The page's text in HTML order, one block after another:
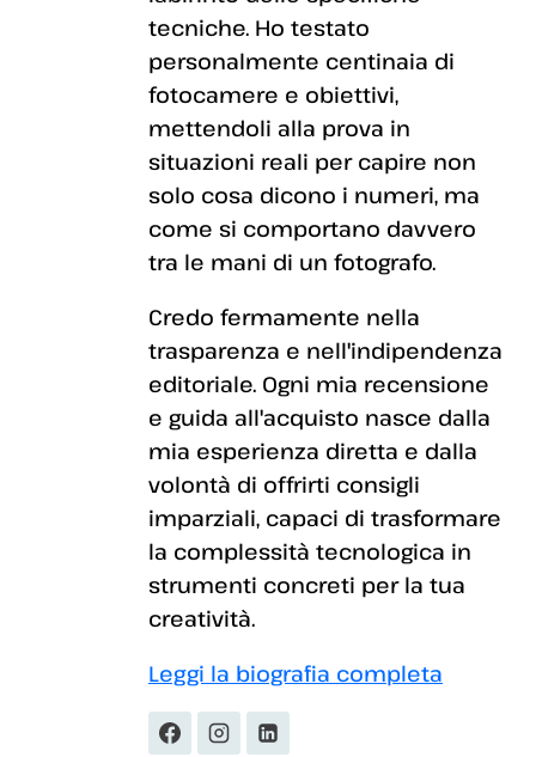
tecniche. Ho testato
personalmente centinaia di
fotocamere e obiettivi,
mettendoli alla prova in
situazioni reali per capire non
solo cosa dicono i numeri, ma
come si comportano davvero
tra le mani di un fotografo.
Credo fermamente nella
trasparenza e nell'indipendenza
editoriale. Ogni mia recensione
e guida all'acquisto nasce dalla
mia esperienza diretta e dalla
volontà di offrirti consigli
imparziali, capaci di trasformare
la complessità tecnologica in
strumenti concreti per la tua
creatività.
Leggi la biografia completa